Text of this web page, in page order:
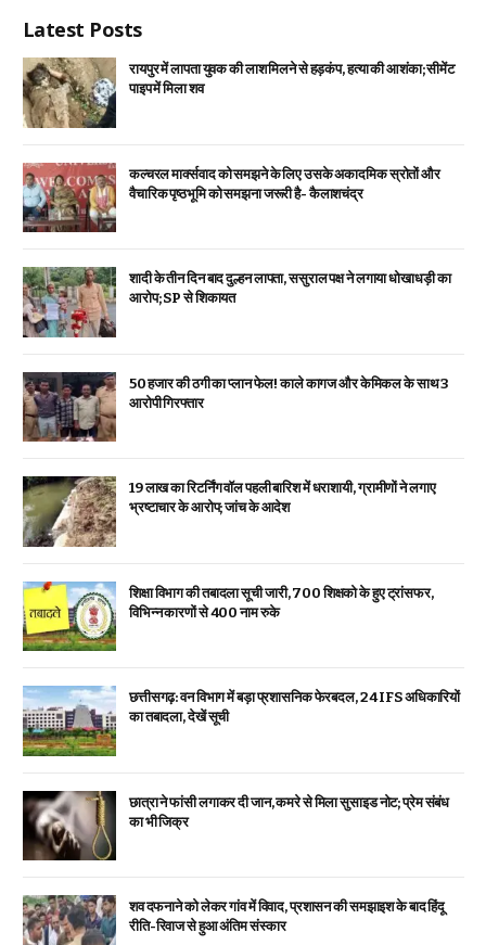
Latest Posts
रायपुर में लापता युवक की लाश मिलने से हड़कंप, हत्या की आशंका; सीमेंट
पाइप में मिला शव
कल्चरल मार्क्सवाद को समझने के लिए उसके अकादमिक स्रोतों और
वैचारिक पृष्ठभूमि को समझना जरूरी है- कैलाशचंद्र
शादी के तीन दिन बाद दुल्हन लापता, ससुराल पक्ष ने लगाया धोखाधड़ी का
आरोप; SP से शिकायत
₹50 हजार की ठगी का प्लान फेल! काले कागज और केमिकल के साथ 3
आरोपी गिरफ्तार
19 लाख का रिटर्निंग वॉल पहली बारिश में धराशायी, ग्रामीणों ने लगाए
भ्रष्टाचार के आरोप; जांच के आदेश
शिक्षा विभाग की तबादला सूची जारी, 700 शिक्षको के हुए ट्रांसफर,
विभिन्न कारणों से 400 नाम रुके
छत्तीसगढ़: वन विभाग में बड़ा प्रशासनिक फेरबदल, 24 IFS अधिकारियों
का तबादला, देखें सूची
छात्रा ने फांसी लगाकर दी जान, कमरे से मिला सुसाइड नोट; प्रेम संबंध
का भी जिक्र
शव दफनाने को लेकर गांव में विवाद, प्रशासन की समझाइश के बाद हिंदू
रीति-रिवाज से हुआ अंतिम संस्कार